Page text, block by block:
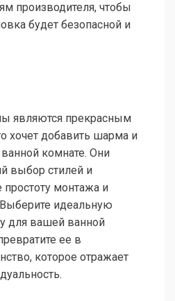
производителя, чтобы
будет безопасной и
являются прекрасным
хочет добавить шарма и
комнате. Они
выбор стилей и
простоту монтажа и
идеальную
для вашей ванной
ее в
которое отражает